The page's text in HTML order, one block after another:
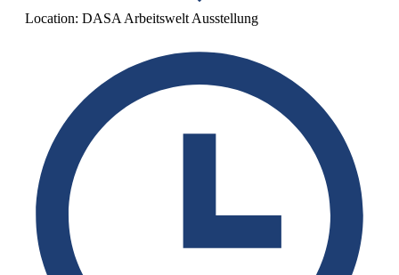
Location: DASA Arbeitswelt Ausstellung